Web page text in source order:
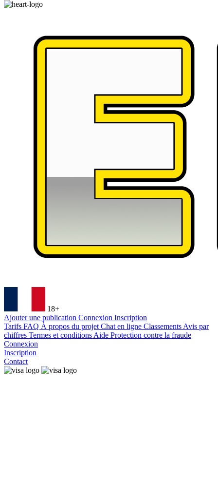
18+
Ajouter une publication Connexion Inscription
Tarifs FAQ À propos du projet Chat en ligne Classements Avis par
chiffres Termes et conditions Aide Protection contre la fraude
Connexion
Inscription
Contact